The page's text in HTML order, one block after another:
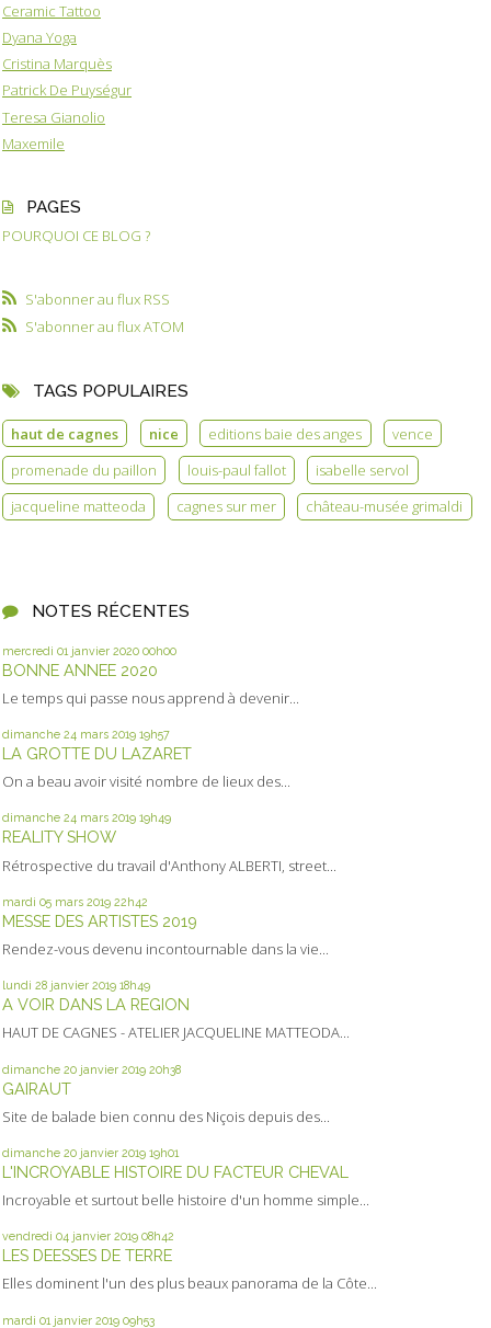
Ceramic Tattoo
Dyana Yoga
Cristina Marquès
Patrick De Puységur
Teresa Gianolio
Maxemile
PAGES
POURQUOI CE BLOG ?
S'abonner au flux RSS
S'abonner au flux ATOM
TAGS POPULAIRES
haut de cagnes nice editions baie des anges
vence
promenade du paillon
louis-paul fallot
isabelle servol
jacqueline matteoda
cagnes sur mer château-musée grimaldi
NOTES RÉCENTES
mercredi 01 janvier 2020 00h00
BONNE ANNEE 2020
Le temps qui passe nous apprend à devenir...
dimanche 24 mars 2019 19h57
LA GROTTE DU LAZARET
On a beau avoir visité nombre de lieux des...
dimanche 24 mars 2019 19h49
REALITY SHOW
Rétrospective du travail d'Anthony ALBERTI, street...
mardi 05 mars 2019 22h42
MESSE DES ARTISTES 2019
Rendez-vous devenu incontournable dans la vie...
lundi 28 janvier 2019 18h49
A VOIR DANS LA REGION
HAUT DE CAGNES - ATELIER JACQUELINE MATTEODA...
dimanche 20 janvier 2019 20h38
GAIRAUT
Site de balade bien connu des Niçois depuis des...
dimanche 20 janvier 2019 19h01
L'INCROYABLE HISTOIRE DU FACTEUR CHEVAL
Incroyable et surtout belle histoire d'un homme simple...
vendredi 04 janvier 2019 08h42
LES DEESSES DE TERRE
Elles dominent l'un des plus beaux panorama de la Côte...
mardi 01 janvier 2019 09h53